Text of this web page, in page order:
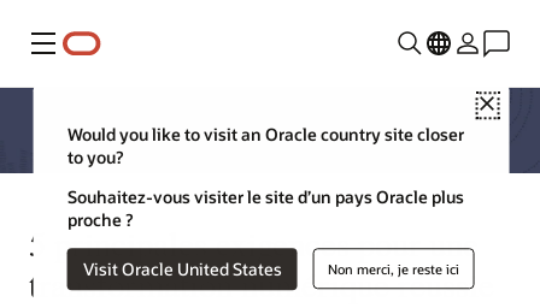
Menu
Close
Would you like to visit an Oracle country site closer
to you?
Souhaitez-vous visiter le site d’un pays Oracle plus
proche ?
Visit Oracle United States Non merci, je reste ici
5 principales exigences pour une
transformation numérique réussie